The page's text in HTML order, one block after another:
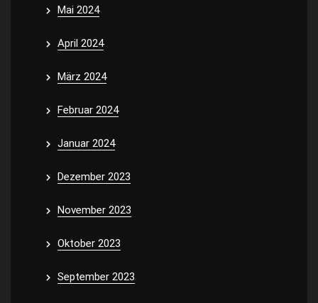
Mai 2024
April 2024
März 2024
Februar 2024
Januar 2024
Dezember 2023
November 2023
Oktober 2023
September 2023